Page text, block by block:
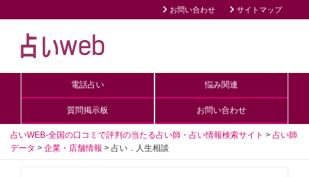
お問い合わせ サイトマップ
電話占い 悩み関連
質問掲示板 お問い合わせ
占いWEB-全国の口コミで評判の当たる占い師・占い情報検索サイト > 占い師
データ > 企業・店舗情報 > 占い．人生相談